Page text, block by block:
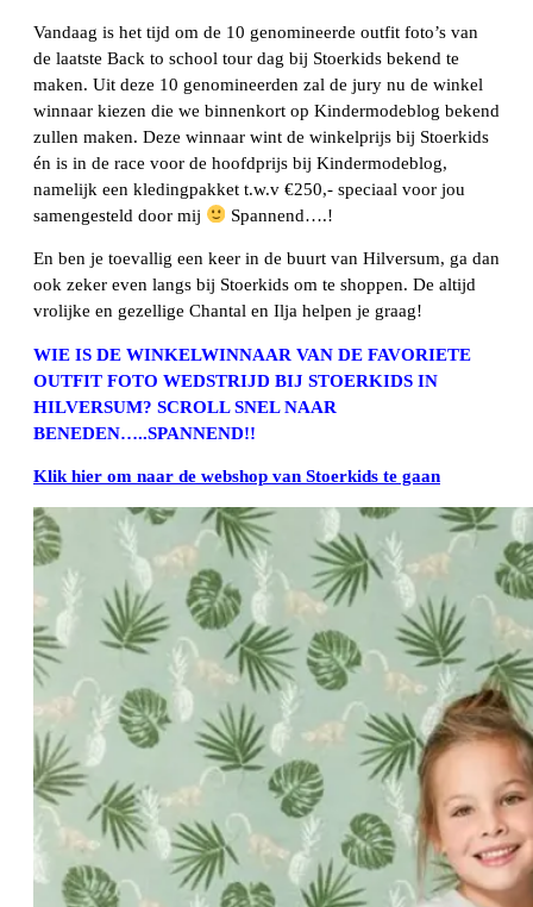
Vandaag is het tijd om de 10 genomineerde outfit foto’s van
de laatste Back to school tour dag bij Stoerkids bekend te
maken. Uit deze 10 genomineerden zal de jury nu de winkel
winnaar kiezen die we binnenkort op Kindermodeblog bekend
zullen maken. Deze winnaar wint de winkelprijs bij Stoerkids
én is in de race voor de hoofdprijs bij Kindermodeblog,
namelijk een kledingpakket t.w.v €250,- speciaal voor jou
samengesteld door mij
Spannend….!
En ben je toevallig een keer in de buurt van Hilversum, ga dan
ook zeker even langs bij Stoerkids om te shoppen. De altijd
vrolijke en gezellige Chantal en Ilja helpen je graag!
WIE IS DE WINKELWINNAAR VAN DE FAVORIETE
OUTFIT FOTO WEDSTRIJD BIJ STOERKIDS IN
HILVERSUM? SCROLL SNEL NAAR
BENEDEN…..SPANNEND!!
Klik hier om naar de webshop van Stoerkids te gaan